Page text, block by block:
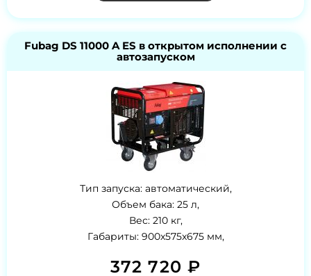
Fubag DS 11000 A ES в открытом исполнении с
автозапуском
Тип запуска: автоматический,
Объем бака: 25 л,
Вес: 210 кг,
Габариты: 900x575x675 мм,
372 720 ₽